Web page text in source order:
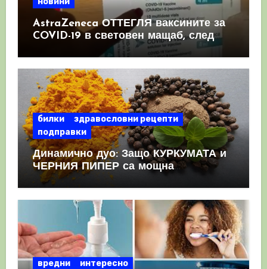
AstraZeneca ОТТЕГЛЯ ваксините за
COVID-19 в световен мащаб, след
като призна, че те причиняват
билки
здравословни рецепти
подправки
Динамично дуо: Защо КУРКУМАТА и
ЧЕРНИЯ ПИПЕР са мощна
комбинация
вредни интересно